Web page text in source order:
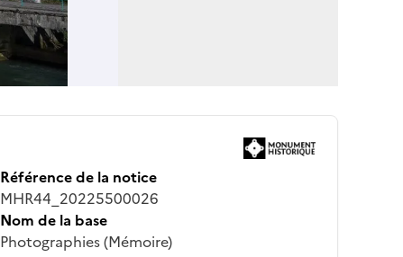
Référence de la notice
MHR44_20225500026
Nom de la base
Photographies (Mémoire)